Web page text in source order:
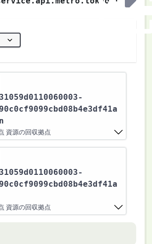
資源の回収拠点
資源の回収拠点